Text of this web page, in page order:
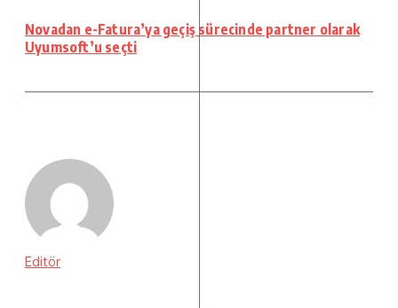
Novadan e-Fatura’ya geçiş sürecinde partner olarak
Uyumsoft’u seçti
Editör